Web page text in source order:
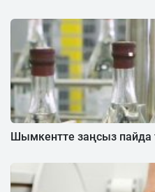
Шымкентте заңсыз пайда